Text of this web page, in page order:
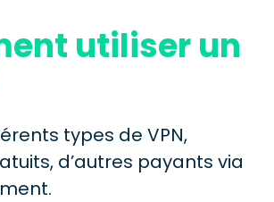
utiliser un
types de VPN,
d’autres payants via